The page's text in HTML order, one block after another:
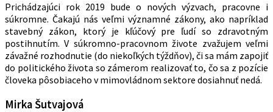
Prichádzajúci rok 2019 bude o nových výzvach, pracovne i
súkromne. Čakajú nás veľmi významné zákony, ako napríklad
stavebný zákon, ktorý je kľúčový pre ľudí so zdravotným
postihnutím. V súkromno-pracovnom živote zvažujem veľmi
závažné rozhodnutie (do niekoľkých týždňov), či sa mám zapojiť
do politického života so zámerom realizovať to, čo sa z pozície
človeka pôsobiaceho v mimovládnom sektore dosiahnuť nedá.
Mirka Šutvajová